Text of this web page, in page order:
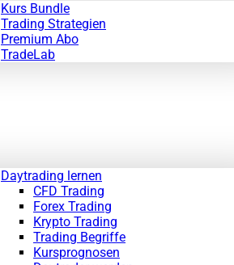
Kurs Bundle
Trading Strategien
Premium Abo
TradeLab
Daytrading lernen
CFD Trading
Forex Trading
Krypto Trading
Trading Begriffe
Kursprognosen